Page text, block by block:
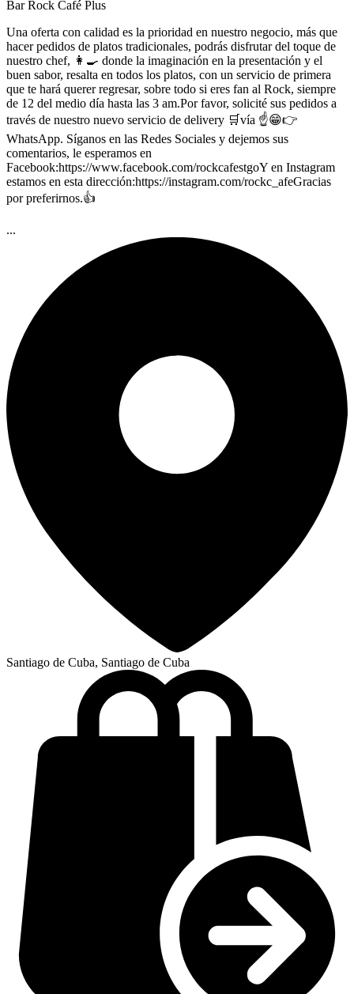
Bar Rock Café Plus
Una oferta con calidad es la prioridad en nuestro negocio, más que
hacer pedidos de platos tradicionales, podrás disfrutar del toque de
nuestro chef, 👩‍🍳 donde la imaginación en la presentación y el
buen sabor, resalta en todos los platos, con un servicio de primera
que te hará querer regresar, sobre todo si eres fan al Rock, siempre
de 12 del medio día hasta las 3 am.Por favor, solicité sus pedidos a
través de nuestro nuevo servicio de delivery 🛒vía ☝️😁👉
WhatsApp. Síganos en las Redes Sociales y dejemos sus
comentarios, le esperamos en
Facebook:https://www.facebook.com/rockcafestgoY en Instagram
estamos en esta dirección:https://instagram.com/rockc_afeGracias
por preferirnos.👍
...
Santiago de Cuba, Santiago de Cuba